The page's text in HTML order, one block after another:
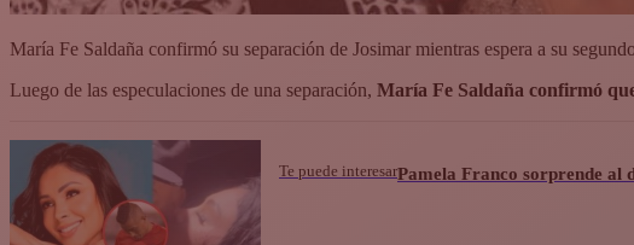
María Fe Saldaña confirmó su separación de Josimar mientras espera a su
Luego de las especulaciones de una separación, María Fe Saldaña confirmó
Te puede interesarPamela Franco sorprende al